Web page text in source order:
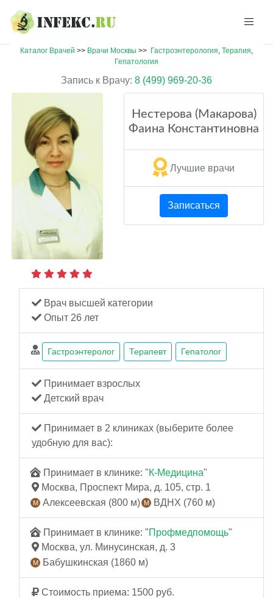
Каталог Врачей >> Врачи Москвы >> Гастроэнтерология, Терапия,
Гепатология
Запись к Врачу: 8 (499) 969-20-36
Нестерова (Макарова)
Фаина Константиновна
Лучшие врачи
Записаться
Врач высшей категории
Опыт 26 лет
Гастроэнтеролог Терапевт Гепатолог
Принимает взрослых
Детский врач
Принимает в 2 клиниках (выберите более
удобную для вас):
Принимает в клинике: "К-Медицина"
Москва, Проспект Мира, д. 105, стр. 1
Алексеевская (800 м)
ВДНХ (760 м)
Принимает в клинике: "Профмедпомощь"
Москва, ул. Минусинская, д. 3
Бабушкинская (1860 м)
Стоимость приема: 1500 руб.